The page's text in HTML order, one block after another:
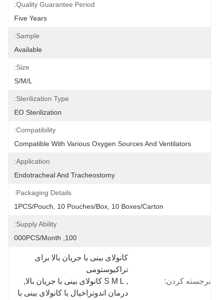
Quality Guarantee Period:
Five Years
Sample:
Available
Size:
S/M/L
Sterilization Type:
EO Sterilization
Compatibility:
Compatible With Various Oxygen Sources And Ventilators
Application:
Endotracheal And Tracheostomy
Packaging Details:
1PCS/Pouch, 10 Pouches/Box, 10 Boxes/Carton
Supply Ability:
100, 000PCS/Month
برجسته کردن:
کانولای بینی با جریان بالا برای
تراکیوستومی
, S M L کانولای بینی با جریان بالا
,
درمان اندوتراخیال با کانولای بینی با